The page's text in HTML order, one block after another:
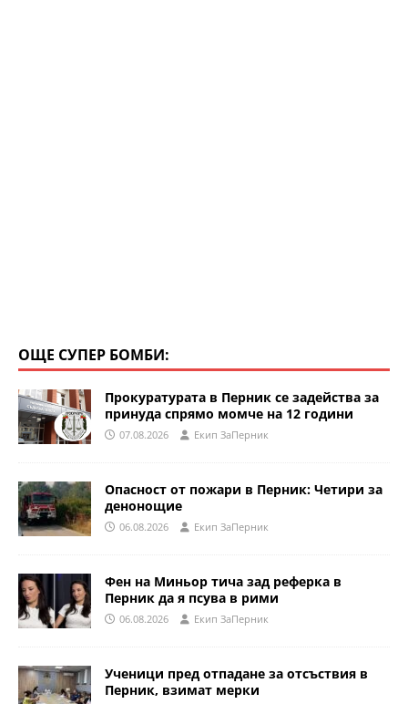
ОЩЕ СУПЕР БОМБИ:
Прокуратурата в Перник се задейства за
принуда спрямо момче на 12 години
07.08.2026 Eкип ЗаПерник
Опасност от пожари в Перник: Четири за
денонощие
06.08.2026 Eкип ЗаПерник
Фен на Миньор тича зад реферка в
Перник да я псува в рими
06.08.2026 Eкип ЗаПерник
Ученици пред отпадане за отсъствия в
Перник, взимат мерки